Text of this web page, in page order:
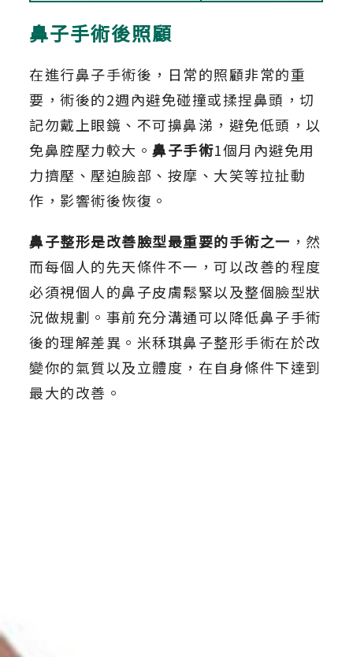
鼻子手術後照顧
在進行鼻子手術後，日常的照顧非常的重
要，術後的2週內避免碰撞或揉捏鼻頭，切
記勿戴上眼鏡、不可擤鼻涕，避免低頭，以
免鼻腔壓力較大。鼻子手術1個月內避免用
力擠壓、壓迫臉部、按摩、大笑等拉扯動
作，影響術後恢復。
鼻子整形是改善臉型最重要的手術之一 ，然
而每個人的先天條件不一，可以改善的程度
必須視個人的鼻子皮膚鬆緊以及整個臉型狀
況做規劃。事前充分溝通可以降低鼻子手術
後的理解差異。米秝琪鼻子整形手術在於改
變你的氣質以及立體度，在自身條件下達到
最大的改善。